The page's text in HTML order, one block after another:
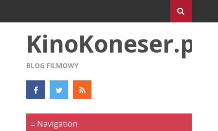
KinoKoneser.pl
BLOG FILMOWY